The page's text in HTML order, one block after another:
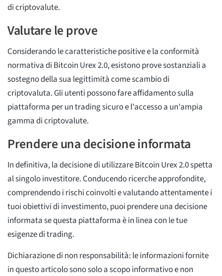
di criptovalute.
Valutare le prove
Considerando le caratteristiche positive e la conformità
normativa di Bitcoin Urex 2.0, esistono prove sostanziali a
sostegno della sua legittimità come scambio di
criptovaluta. Gli utenti possono fare affidamento sulla
piattaforma per un trading sicuro e l'accesso a un'ampia
gamma di criptovalute.
Prendere una decisione informata
In definitiva, la decisione di utilizzare Bitcoin Urex 2.0 spetta
al singolo investitore. Conducendo ricerche approfondite,
comprendendo i rischi coinvolti e valutando attentamente i
tuoi obiettivi di investimento, puoi prendere una decisione
informata se questa piattaforma è in linea con le tue
esigenze di trading.
Dichiarazione di non responsabilità: le informazioni fornite
in questo articolo sono solo a scopo informativo e non